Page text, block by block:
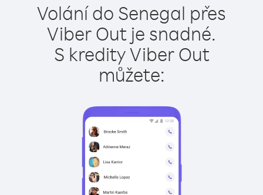
Volání do Senegal přes
Viber Out je snadné.
S kredity Viber Out
můžete: